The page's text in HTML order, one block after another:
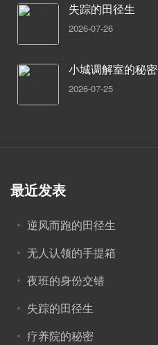
失踪的田径生
2026-07-26
小城调解室的秘密
2026-07-25
最近发表
逆风而跑的田径生
无人认领的手提箱
夜班的身份交错
失踪的田径生
疗养院的秘密